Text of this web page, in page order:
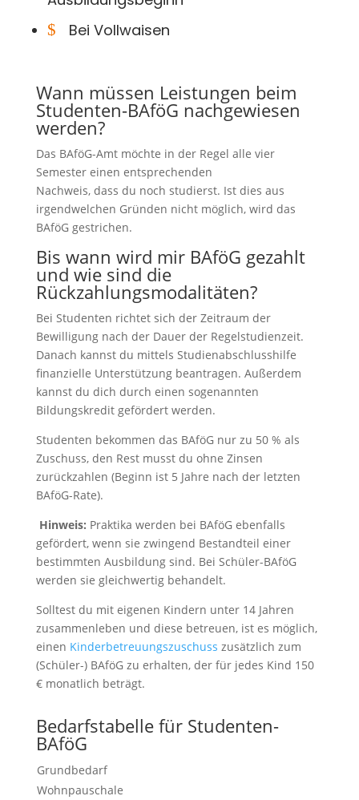
$ Bei Vollwaisen
Wann müssen Leistungen beim
Studenten-BAföG nachgewiesen
werden?
Das BAföG-Amt möchte in der Regel alle vier
Semester einen entsprechenden
Nachweis, dass du noch studierst. Ist dies aus
irgendwelchen Gründen nicht möglich, wird das
BAföG gestrichen.
Bis wann wird mir BAföG gezahlt
und wie sind die
Rückzahlungsmodalitäten?
Bei Studenten richtet sich der Zeitraum der
Bewilligung nach der Dauer der Regelstudienzeit.
Danach kannst du mittels Studienabschlusshilfe
finanzielle Unterstützung beantragen. Außerdem
kannst du dich durch einen sogenannten
Bildungskredit gefördert werden.
Studenten bekommen das BAföG nur zu 50 % als
Zuschuss, den Rest musst du ohne Zinsen
zurückzahlen (Beginn ist 5 Jahre nach der letzten
BAföG-Rate).
Hinweis: Praktika werden bei BAföG ebenfalls
gefördert, wenn sie zwingend Bestandteil einer
bestimmten Ausbildung sind. Bei Schüler-BAföG
werden sie gleichwertig behandelt.
Solltest du mit eigenen Kindern unter 14 Jahren
zusammenleben und diese betreuen, ist es möglich,
einen Kinderbetreuungszuschuss zusätzlich zum
(Schüler-) BAföG zu erhalten, der für jedes Kind 150
€ monatlich beträgt.
Bedarfstabelle für Studenten-
BAföG
Grundbedarf
Wohnpauschale